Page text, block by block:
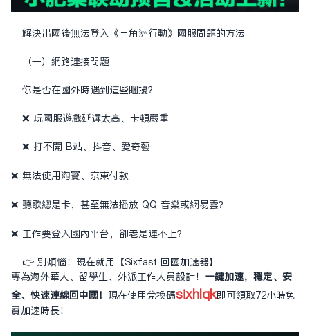
解決出國後無法登入《三角洲行動》國服問題的方法
（一）網路連接問題
你是否在國外時遇到這些困擾？
❌ 玩國服遊戲延遲太高、卡頓嚴重
❌ 打不開 B站、抖音、愛奇藝
❌ 無法使用淘寶、京東付款
❌ 聽歌總是卡，甚至無法播放 QQ 音樂或網易雲？
❌ 工作要登入國內平台，卻老是連不上？
👉 別煩惱！現在就用【Sixfast 回國加速器】
專為海外華人、留學生、外派工作人員設計！ 一鍵加速，穩定、安
全、快速連線回中國！ 現在使用兌換碼sixhlqk即可領取72小時免
費加速時長！